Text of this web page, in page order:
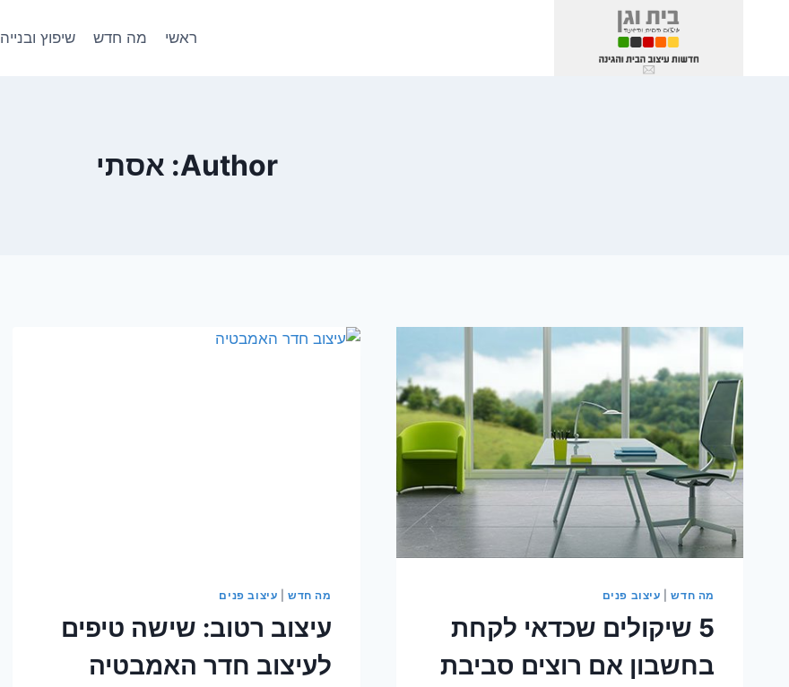
ראשי מה חדש שיפוץ ובנייה
Author: אסתי
מה חדש| עיצוב פנים
5 שיקולים שכדאי לקחת
בחשבון אם רוצים סביבת
מה חדש| עיצוב פנים
עיצוב רטוב: שישה טיפים
לעיצוב חדר האמבטיה